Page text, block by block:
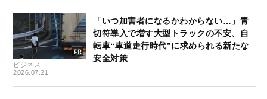
ビジネス
2026.07.21
「いつ加害者になるかわからない…」青
切符導入で増す大型トラックの不安、自
転車“車道走行時代”に求められる新たな
安全対策